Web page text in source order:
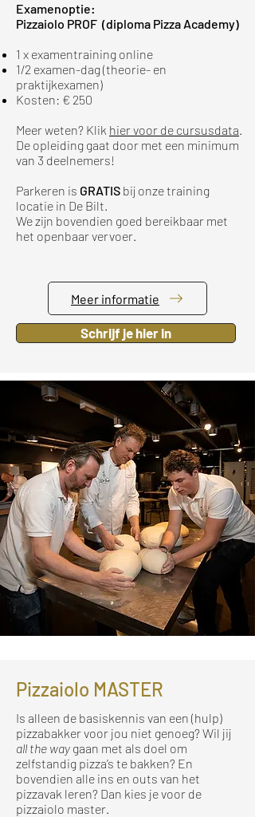
Examenoptie:
​Pizzaiolo PROF (diploma Pizza Academy)
1 x examentraining online
1/2 examen-dag (theorie- en
praktijkexamen)
Kosten: € 250
Meer weten? Klik hier voor de cursusdata.
De opleiding gaat door met een minimum
van 3 deelnemers!
Parkeren is GRATIS bij onze training
locatie in De Bilt.
We zijn bovendien goed bereikbaar met
het openbaar vervoer.
Meer informatie
Schrijf je hier in
Pizzaiolo MASTER
Is alleen de basiskennis van een (hulp)
pizzabakker voor jou niet genoeg? Wil jij
all the way gaan met als doel om
zelfstandig pizza’s te bakken? En
bovendien alle ins en outs van het
pizzavak leren? Dan kies je voor de
pizzaiolo master.